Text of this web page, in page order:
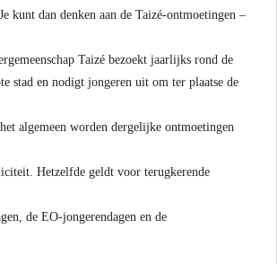
kunt dan denken aan de Taizé-ontmoetingen –
Taizé bezoekt jaarlijks rond de
stad en nodigt jongeren uit om ter plaatse de
algemeen worden dergelijke ontmoetingen
Hetzelfde geldt voor terugkerende
de EO-jongerendagen en de